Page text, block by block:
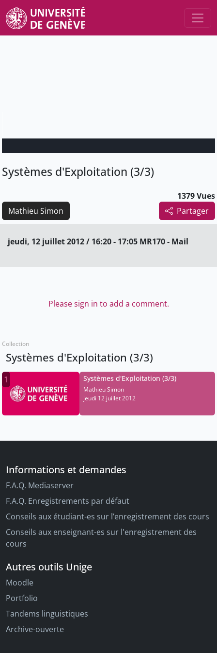
Systèmes d'Exploitation (3/3)
1379 Vues
Partager
Mathieu Simon
jeudi, 12 juillet 2012 / 16:20 - 17:05 MR170 - Mail
Please sign in to add a comment.
Collection
Systèmes d'Exploitation (3/3)
1 Systèmes d'Exploitation (3/3)
Mathieu Simon
jeudi 12 juillet 2012
Informations et demandes
F.A.Q. Mediaserver
F.A.Q. Enregistrements par défaut
Conseils aux étudiant-es sur l’enregistrement des cours
Conseils aux enseignant-es sur l'enregistrement des
cours
Autres outils Unige
Moodle
Portfolio
Tandems linguistiques
Archive-ouverte